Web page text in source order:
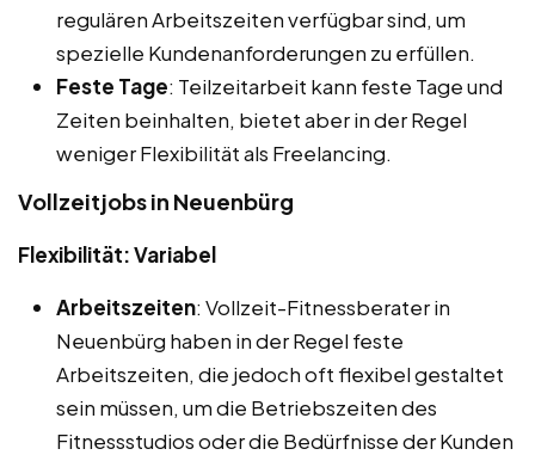
regulären Arbeitszeiten verfügbar sind, um
spezielle Kundenanforderungen zu erfüllen.
Feste Tage: Teilzeitarbeit kann feste Tage und
Zeiten beinhalten, bietet aber in der Regel
weniger Flexibilität als Freelancing.
Vollzeitjobs in Neuenbürg
Flexibilität: Variabel
Arbeitszeiten: Vollzeit-Fitnessberater in
Neuenbürg haben in der Regel feste
Arbeitszeiten, die jedoch oft flexibel gestaltet
sein müssen, um die Betriebszeiten des
Fitnessstudios oder die Bedürfnisse der Kunden